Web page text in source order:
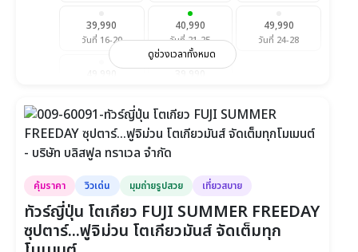
39,990
วันที่ 16-20
40,990
วันที่ 21-25
49,990
วันที่ 24-28
พ.ย.
49,990
วันที่ 4-8
49,990
วันที่ 6-10
49,990
วันที่ 11-15
ดูช่วงเวลาทั้งหมด
คุ้มราคา วิวเด่น มุมถ่ายรูปสวย เที่ยวสบาย
ทัวร์ญี่ปุ่น โตเกียว FUJI SUMMER FREEDAY
ซุปตาร์...ฟูจิม่วน โตเกียวมันส์ จัดเต็มทุก